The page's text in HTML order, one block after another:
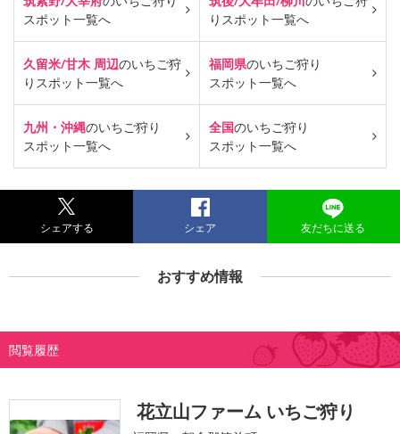
スポット一覧へ
り スポット一覧へ
久留米/甘木 周辺のいちご狩
り スポット一覧へ
福岡県のいちご狩り
スポット一覧へ
九州・沖縄のいちご狩り
スポット一覧へ
全国のいちご狩り
スポット一覧へ
シェアする シェア 友だちに送る
おすすめ情報
閲覧履歴
花立山ファーム いちご狩り